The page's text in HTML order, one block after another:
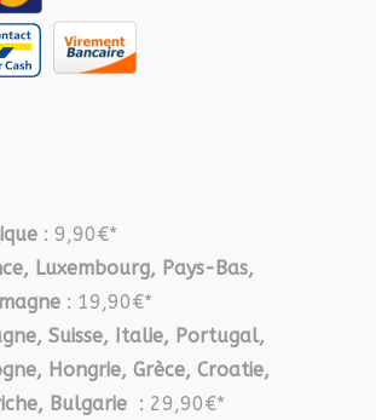
: 9,90€*
Luxembourg, Pays-Bas,
: 19,90€*
Suisse, Italie, Portugal,
Hongrie, Grèce, Croatie,
Bulgarie : 29,90€*